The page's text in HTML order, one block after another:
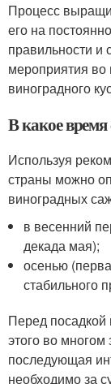
Процесс
его на
правильности и
мероприятия во
виноградного
В какое
Используя
страны можно
виноградных
в весенний
декада мая);
осенью
стабильного
Перед посадкой
этого во многом
последующая
необходимо за